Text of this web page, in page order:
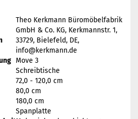
Theo Kerkmann Büromöbelfabrik
GmbH & Co. KG, Kerkmannstr. 1,
33729, Bielefeld, DE,
info@kerkmann.de
Move 3
Schreibtische
72,0 - 120,0 cm
80,0 cm
180,0 cm
Spanplatte